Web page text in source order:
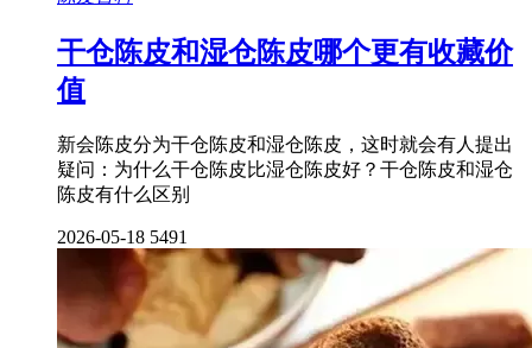
干仓陈皮和湿仓陈皮哪个更有收藏价
值
新会陈皮分为干仓陈皮和湿仓陈皮，这时就会有人提出
疑问：为什么干仓陈皮比湿仓陈皮好？干仓陈皮和湿仓
陈皮有什么区别
2026-05-18 5491